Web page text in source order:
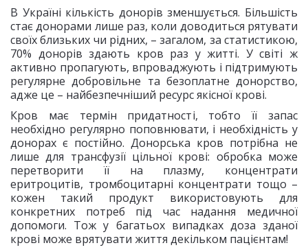
В Україні кількість донорів зменшується. Більшість
стає донорами лише раз, коли доводиться рятувати
своїх близьких чи рідних, – загалом, за статистикою,
70% донорів здають кров раз у житті. У світі ж
активно пропагують, впроваджують і підтримують
регулярне добровільне та безоплатне донорство,
адже це – найбезпечніший ресурс якісної крові.
Кров має термін придатності, тобто її запас
необхідно регулярно поповнювати, і необхідність у
донорах є постійно. Донорська кров потрібна не
лише для трансфузії цільної крові: обробка може
перетворити її на плазму, концентрати
еритроцитів, тромбоцитарні концентрати тощо –
кожен такий продукт використовують для
конкретних потреб під час надання медичної
допомоги. Тож у багатьох випадках доза зданої
крові може врятувати життя декільком пацієнтам!